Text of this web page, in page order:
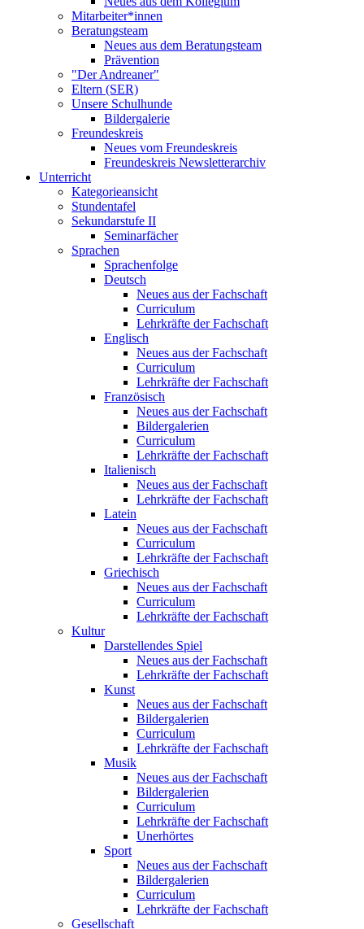
Mitarbeiter*innen
Beratungsteam
Neues aus dem Beratungsteam
Prävention
"Der Andreaner"
Eltern (SER)
Unsere Schulhunde
Bildergalerie
Freundeskreis
Neues vom Freundeskreis
Freundeskreis Newsletterarchiv
Unterricht
Kategorieansicht
Stundentafel
Sekundarstufe II
Seminarfächer
Sprachen
Sprachenfolge
Deutsch
Neues aus der Fachschaft
Curriculum
Lehrkräfte der Fachschaft
Englisch
Neues aus der Fachschaft
Curriculum
Lehrkräfte der Fachschaft
Französisch
Neues aus der Fachschaft
Bildergalerien
Curriculum
Lehrkräfte der Fachschaft
Italienisch
Neues aus der Fachschaft
Lehrkräfte der Fachschaft
Latein
Neues aus der Fachschaft
Curriculum
Lehrkräfte der Fachschaft
Griechisch
Neues aus der Fachschaft
Curriculum
Lehrkräfte der Fachschaft
Kultur
Darstellendes Spiel
Neues aus der Fachschaft
Lehrkräfte der Fachschaft
Kunst
Neues aus der Fachschaft
Bildergalerien
Curriculum
Lehrkräfte der Fachschaft
Musik
Neues aus der Fachschaft
Bildergalerien
Curriculum
Lehrkräfte der Fachschaft
Unerhörtes
Sport
Neues aus der Fachschaft
Bildergalerien
Curriculum
Lehrkräfte der Fachschaft
Gesellschaft